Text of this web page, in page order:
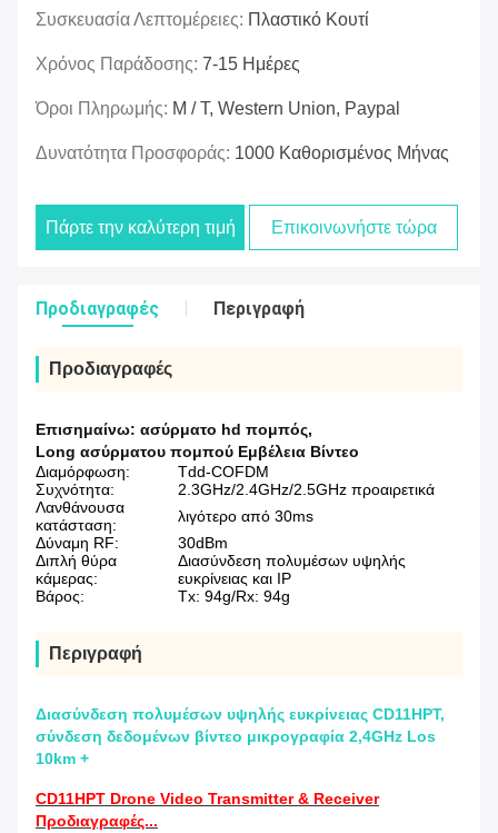
Συσκευασία Λεπτομέρειες: Πλαστικό Κουτί
Χρόνος Παράδοσης: 7-15 Ημέρες
Όροι Πληρωμής: Μ / Τ, Western Union, Paypal
Δυνατότητα Προσφοράς: 1000 Καθορισμένος Μήνας
Πάρτε την καλύτερη τιμή Επικοινωνήστε τώρα
Προδιαγραφές Περιγραφή
Προδιαγραφές
Επισημαίνω: ασύρματο hd πομπός,
Long ασύρματου πομπού Εμβέλεια Βίντεο
Διαμόρφωση:
Tdd-COFDM
Συχνότητα:
2.3GHz/2.4GHz/2.5GHz προαιρετικά
Λανθάνουσα
κατάσταση:
λιγότερο από 30ms
Δύναμη RF:
30dBm
Διπλή θύρα
κάμερας:
Διασύνδεση πολυμέσων υψηλής
ευκρίνειας και IP
Βάρος:
Tx: 94g/Rx: 94g
Περιγραφή
Διασύνδεση πολυμέσων υψηλής ευκρίνειας CD11HPT,
σύνδεση δεδομένων βίντεο μικρογραφία 2,4GHz Los
10km +
CD11HPT Drone Video Transmitter & Receiver
Προδιαγραφές...